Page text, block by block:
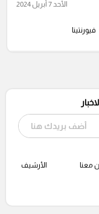
فيورنتينا
الأحد 7 أبريل 2024
معنا الأرشيف